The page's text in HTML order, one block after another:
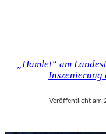
„Hamlet“ am
Inszenierung
Veröffentlicht am: